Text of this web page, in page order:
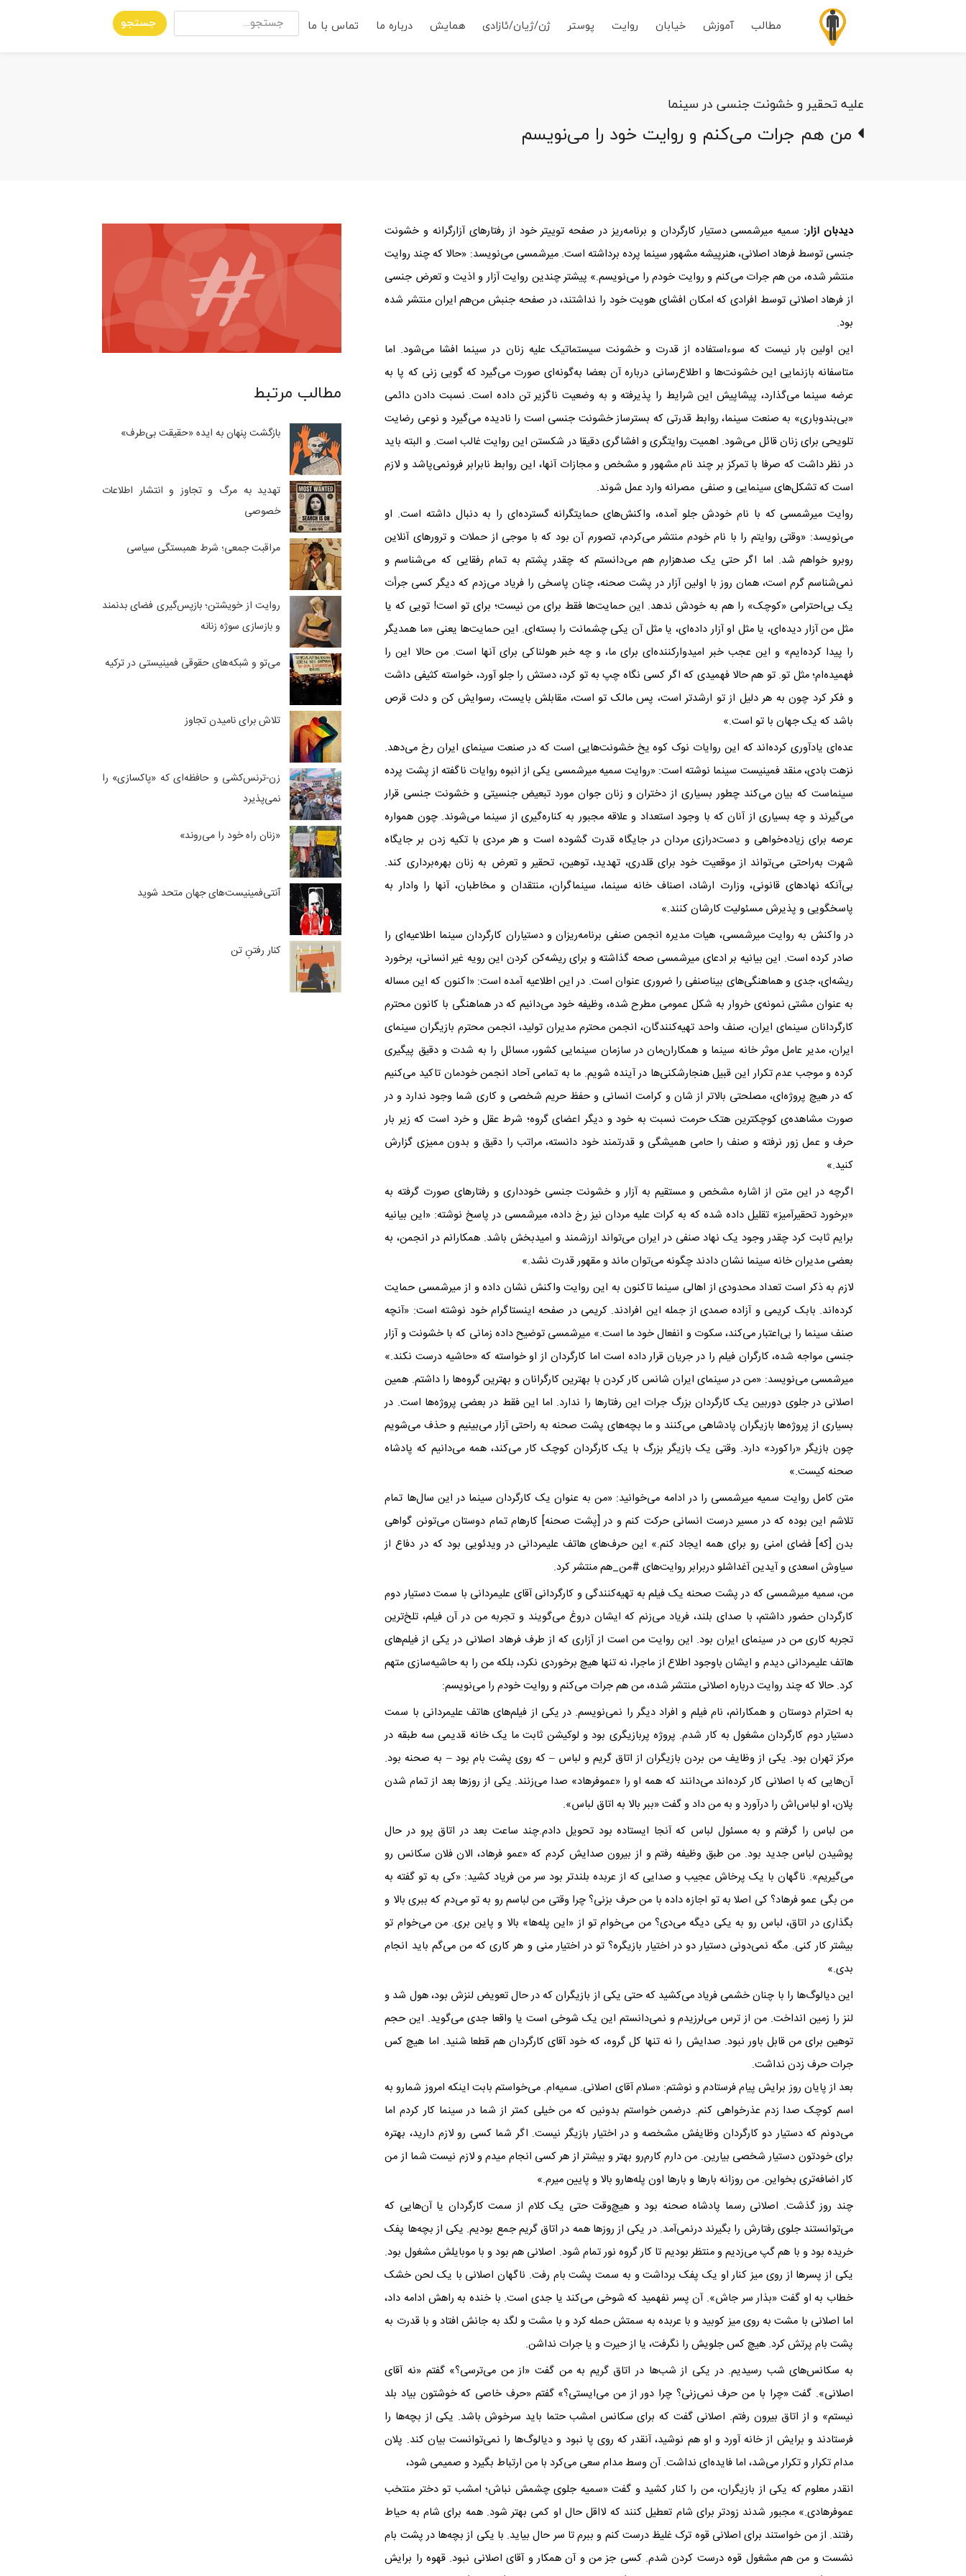
مطالب آموزش خیابان روایت پوستر ژن/ژیان/ئازادی همایش درباره ما تماس با ما جستجو
علیه تحقیر و خشونت جنسی در سینما
من هم جرات می‌کنم و روایت خود را می‌نویسم
دیدبان آزار: سمیه میرشمسی دستیار کارگردان و برنامه‌ریز در صفحه توییتر خود از رفتارهای آزارگرانه و خشونت
جنسی توسط فرهاد اصلانی، هنرپیشه مشهور سینما پرده برداشته است. میرشمسی می‌نویسد: «حالا که چند روایت
منتشر شده، من هم جرات می‌کنم و روایت خودم را می‌نویسم.» پیشتر چندین روایت آزار و اذیت و تعرض جنسی
از فرهاد اصلانی توسط افرادی که امکان افشای هویت خود را نداشتند، در صفحه جنبش من‌هم ایران منتشر شده
بود.
این اولین بار نیست که سوءاستفاده از قدرت و خشونت سیستماتیک علیه زنان در سینما افشا می‌شود. اما
متاسفانه بازنمایی این خشونت‌ها و اطلاع‌رسانی درباره آن بعضا به‌گونه‌ای صورت می‌گیرد که گویی زنی که پا به
عرضه سینما می‌گذارد، پیشاپیش این شرایط را پذیرفته و به وضعیت ناگزیر تن داده است. نسبت دادن دائمی
«بی‌بندوباری» به صنعت سینما، روابط قدرتی که بسترساز خشونت جنسی است را نادیده می‌گیرد و نوعی رضایت
تلویحی برای زنان قائل می‌شود. اهمیت روایتگری و افشاگری دقیقا در شکستن این روایت غالب است. و البته باید
در نظر داشت که صرفا با تمرکز بر چند نام مشهور و مشخص و مجازات آنها، این روابط نابرابر فرونمی‌پاشد و لازم
است که تشکل‌های سینمایی و صنفی مصرانه وارد عمل شوند.
روایت میرشمسی که با نام خودش جلو آمده، واکنش‌های حمایتگرانه گسترده‌ای را به دنبال داشته است. او
می‌نویسد: «وقتی روایتم را با نام خودم منتشر می‌کردم، تصورم آن بود که با موجی از حملات و ترورهای آنلاین
روبرو خواهم شد. اما اگر حتی یک صدهزارم هم می‌دانستم که چقدر پشتم به تمام رفقایی که می‌شناسم و
نمی‌شناسم گرم است، همان روز با اولین آزار در پشت صحنه، چنان پاسخی را فریاد می‌زدم که دیگر کسی جرأت
یک بی‌احترامی «کوچک» را هم به خودش ندهد. این حمایت‌ها فقط برای من نیست؛ برای تو است! تویی که یا
مثل من آزار دیده‌ای، یا مثل او آزار داده‌ای، یا مثل آن یکی چشمانت را بسته‌ای. این حمایت‌ها یعنی «ما همدیگر
را پیدا کرده‌ایم» و این عجب خبر امیدوارکننده‌ای برای ما، و چه خبر هولناکی برای آنها است. من حالا این را
فهمیده‌ام؛ مثل تو. تو هم حالا فهمیدی که اگر کسی نگاه چپ به تو کرد، دستش را جلو آورد، خواسته کثیفی داشت
و فکر کرد چون به هر دلیل از تو ارشدتر است، پس مالک تو است، مقابلش بایست، رسوایش کن و دلت قرص
باشد که یک جهان با تو است.»
عده‌ای یادآوری کرده‌اند که این روایات نوک کوه یخ خشونت‌هایی است که در صنعت سینمای ایران رخ می‌دهد.
نزهت بادی، منقد فمینیست سینما نوشته است: «روایت سمیه میرشمسی یکی از انبوه روایات ناگفته از پشت پرده
سینماست که بیان می‌کند چطور بسیاری از دختران و زنان جوان مورد تبعیض جنسیتی و خشونت جنسی قرار
می‌گیرند و چه بسیاری از آنان که با وجود استعداد و علاقه مجبور به کناره‌گیری از سینما می‌شوند. چون همواره
عرصه برای زیاده‌خواهی و دست‌درازی مردان در جایگاه قدرت گشوده است و هر مردی با تکیه زدن بر جایگاه
شهرت به‌راحتی می‌تواند از موقعیت خود برای قلدری، تهدید، توهین، تحقیر و تعرض به زنان بهره‌برداری کند.
بی‌آنکه نهادهای قانونی، وزارت ارشاد، اصناف خانه سینما، سینماگران، منتقدان و مخاطبان، آنها را وادار به
پاسخگویی و پذیرش مسئولیت کارشان کنند.»
در واکنش به روایت میرشمسی، هیات مدیره انجمن صنفی برنامه‌ریزان و دستیاران کارگردان سینما اطلاعیه‌ای را
صادر کرده است. این بیانیه بر ادعای میرشمسی صحه گذاشته و برای ریشه‌کن کردن این رویه غیر انسانی، برخورد
ریشه‌ای، جدی و هماهنگی‌های بیناصنفی را ضروری عنوان است. در این اطلاعیه آمده است: «اکنون که این مساله
به عنوان مشتی نمونه‌ی خروار به شکل عمومی مطرح شده، وظیفه خود می‌دانیم که در هماهنگی با کانون محترم
کارگردانان سینمای ایران، صنف واحد تهیه‌کنندگان، انجمن محترم مدیران تولید، انجمن محترم بازیگران سینمای
ایران، مدیر عامل موثر خانه سینما و همکاران‌مان در سازمان سینمایی کشور، مسائل را به شدت و دقیق پیگیری
کرده و موجب عدم تکرار این قبیل هنجارشکنى‌ها در آینده شویم. ما به تمامی آحاد انجمن خودمان تاکید می‌کنیم
که در هیچ پروژه‌اى، مصلحتی بالاتر از شان و کرامت انسانی و حفظ حریم شخصى و کارى شما وجود ندارد و در
صورت مشاهده‌ی کوچکترین هتک حرمت نسبت به خود و دیگر اعضای گروه؛ شرط عقل و خرد است که زیر بار
حرف و عمل زور نرفته و صنف را حامی همیشگی و قدرتمند خود دانسته، مراتب را دقیق و بدون ممیزی گزارش
کنید.»
اگرچه در این متن از اشاره مشخص و مستقیم به آزار و خشونت جنسی خودداری و رفتارهای صورت گرفته به
«برخورد تحقیرآمیز» تقلیل داده شده که به کرات علیه مردان نیز رخ داده، میرشمسی در پاسخ نوشته: «این بیانیه
برایم ثابت کرد چقدر وجود یک نهاد صنفی در ایران می‌تواند ارزشمند و امیدبخش باشد. همکارانم در انجمن، به
بعضی مدیران خانه سینما نشان دادند چگونه می‌توان ماند و مقهور قدرت نشد.»
لازم به ذکر است تعداد محدودی از اهالی سینما تاکنون به این روایت واکنش نشان داده و از میرشمسی حمایت
کرده‌اند. بابک کریمی و آزاده صمدی از جمله این افرادند. کریمی در صفحه اینستاگرام خود نوشته است: «آنچه
صنف سینما را بی‌اعتبار می‌کند، سکوت و انفعال خود ما است.» میرشمسی توضیح داده زمانی که با خشونت و آزار
جنسی مواجه شده، کارگران فیلم را در جریان قرار داده است اما کارگردان از او خواسته که «حاشیه درست نکند.»
میرشمسی می‌نویسد: «من در سینمای ایران شانس کار کردن با بهترین کارگرانان و بهترین گروه‌ها را داشتم. همین
اصلانی در جلوی دوربین یک کارگردان بزرگ جرات این رفتارها را ندارد. اما این فقط در بعضی پروژه‌ها است. در
بسیاری از پروژه‌ها بازیگران پادشاهی می‌کنند و ما بچه‌های پشت صحنه به راحتی آزار می‌بینیم و حذف می‌شویم
چون بازیگر «راکورد» دارد. وقتی یک بازیگر بزرگ با یک کارگردان کوچک کار می‌کند، همه می‌دانیم که پادشاه
صحنه کیست.»
متن کامل روایت سمیه میرشمسی را در ادامه می‌خوانید: «من به عنوان یک کارگردان سینما در این سال‌ها تمام
تلاشم این بوده‌ که در مسیر درست انسانی حرکت کنم و در [پشت صحنه] کارهام تمام دوستان می‌تونن گواهی
بدن [که] فضای امنی رو برای همه ایجاد کنم.» این حرف‌های هاتف علیمردانی در ویدئویی بود که در دفاع از
سیاوش اسعدی و آیدین آغداشلو دربرابر روایت‌های #من_هم منتشر کرد.
من، سمیه میرشمسی که در پشت صحنه یک فیلم به تهیه‌کنندگی و کارگردانی آقای علیمردانی با سمت دستیار دوم
کارگردان حضور داشتم، با صدای بلند، فریاد می‌زنم که ایشان دروغ می‌گویند و تجربه من در آن فیلم، تلخ‌ترین
تجربه کاری من در سینمای ایران بود. این روایت من است از آزاری که از طرف فرهاد اصلانی در یکی از فیلم‌های
هاتف علیمردانی دیدم و ایشان باوجود اطلاع از ماجرا، نه تنها هیچ برخوردی نکرد، بلکه من را به حاشیه‌سازی متهم
کرد. حالا که چند روایت درباره اصلانی منتشر شده، من هم جرات می‌کنم و روایت خودم را می‌نویسم:
به احترام دوستان و همکارانم، نام فیلم و افراد دیگر را نمی‌نویسم. در یکی از فیلم‌های هاتف علیمردانی با سمت
دستیار دوم کارگردان مشغول به کار شدم. پروژه پربازیگری بود و لوکیشن ثابت ما یک خانه قدیمی سه طبقه در
مرکز تهران بود. یکی از وظایف من بردن بازیگران از اتاق‌ گریم و لباس – که روی پشت بام بود – به صحنه بود.
آن‌هایی که با اصلانی کار کرده‌اند می‌دانند که همه او را «عموفرهاد» صدا می‌زنند. یکی از روزها بعد از تمام شدن
پلان، او لباس‌اش را درآورد و به من داد و گفت «ببر بالا به اتاق لباس».
من لباس را گرفتم و به مسئول لباس که آنجا ایستاده بود تحویل دادم.‌چند ساعت بعد در اتاق پرو در حال
پوشیدن لباس جدید بود. من طبق وظیفه رفتم و از بیرون صدایش کردم که «عمو فرهاد، الان فلان سکانس رو
می‌گیریم». ناگهان با یک پرخاش عجیب و صدایی که از عربده بلندتر بود سر من فریاد کشید: «کی به تو گفته به
من بگی عمو فرهاد؟ کی اصلا به تو اجازه داده با من حرف بزنی؟ چرا وقتی من لباسم رو به تو می‌دم که ببری بالا و
بگذاری در اتاق، لباس رو به یکی دیگه می‌دی؟ من می‌خوام تو از «این پله‌ها» بالا و پاین بری. من می‌خوام تو
بیشتر کار کنی. مگه نمی‌دونی دستیار دو در اختیار بازیگره؟ تو در اختیار منی و هر کاری که من می‌گم باید انجام
بدی.»
این دیالوگ‌ها را با چنان خشمی فریاد می‌کشید که حتی یکی از بازیگران که در حال تعویض لنزش بود، هول شد و
لنز را زمین انداخت. من از ترس می‌لرزیدم و نمی‌دانستم این یک شوخی است یا واقعا جدی می‌گوید. این حجم
توهین برای من قابل باور نبود. صدایش را نه تنها کل گروه، که خود آقای کارگردان هم قطعا شنید. اما هیچ کس
جرات حرف زدن نداشت.
بعد از پایان روز برایش پیام فرستادم و نوشتم: «سلام آقای اصلانی. سمیه‌ام. می‌خواستم بابت اینکه امروز شمارو به
اسم کوچک صدا زدم عذرخواهی کنم. درضمن خواستم بدونین که من خیلی کمتر از شما در سینما کار کردم اما
می‌دونم که دستیار دو کارگردان وظایفش مشخصه و در اختیار بازیگر نیست. اگر شما کسی رو لازم دارید، بهتره
برای خودتون دستیار شخصی بیارین. من دارم کارم‌رو بهتر و بیشتر از هر کسی انجام میدم و لازم نیست شما از من
کار اضافه‌تری بخواین. من روزانه بارها و بارها اون پله‌هارو بالا و پایین میرم.»
چند روز گذشت. اصلانی رسما پادشاه صحنه بود و هیچ‌وقت حتی یک کلام از سمت کارگردان یا آن‌هایی که
می‌توانستند جلوی رفتارش را بگیرند در‌نمی‌آمد. در یکی از روزها همه در اتاق گریم جمع بودیم. یکی از بچه‌ها پفک
خریده بود و با هم گپ می‌زدیم و منتظر بودیم تا کار گروه نور تمام شود. اصلانی هم بود و با موبایلش مشغول بود.
یکی از پسرها از روی میز کنار او یک پفک برداشت و به سمت پشت بام رفت. ناگهان اصلانی با یک لحن خشک
خطاب به او گفت «بذار سر جاش». آن پسر نفهمید که شوخی می‌کند یا جدی است. با خنده به راهش ادامه داد،
اما اصلانی با مشت به روی میز کوبید و با عربده به سمتش حمله کرد و با مشت و لگد به جانش افتاد و با قدرت به
پشت بام پرتش کرد. هیچ کس جلویش را نگرفت، یا از حیرت و یا جرات نداشن.
به سکانس‌های شب رسیدیم. در یکی از شب‌ها در اتاق گریم به من گفت «از من می‌ترسی؟» گفتم «نه آقای
اصلانی». گفت «چرا با من حرف نمی‌زنی؟ چرا دور از من می‌ایستی؟» گفتم «حرف خاصی که خوشتون بیاد بلد
نیستم» و از اتاق بیرون رفتم. اصلانی گفت که برای سکانس امشب حتما باید سرخوش باشد. یکی از بچه‌ها را
فرستادند و برایش از خانه آورد و او هم نوشید، آنقدر که روی پا نبود و دیالوگ‌ها را نمی‌توانست بیان کند. پلان
مدام تکرار و تکرار می‌شد، اما فایده‌ای نداشت. آن وسط مدام سعی می‌کرد با من ارتباط بگیرد و صمیمی شود،
انقدر معلوم که یکی از بازیگران، من را کنار کشید و گفت «سمیه جلوی چشمش نباش؛ امشب تو دختر منتخب
عموفرهادی.» مجبور شدند زودتر برای شام تعطیل کنند که لااقل حال او کمی بهتر شود. همه برای شام به حیاط
رفتند. از من خواستند برای اصلانی قوه ترک غلیظ درست کنم و ببرم تا سر حال بیاید. با یکی از بچه‌ها در پشت بام
نشست و من هم مشغول قوه درست کردن شدم. کسی جز من و آن همکار و آقای اصلانی نبود. قهوه را برایش
مطالب مرتبط
بازگشت پنهان به ایده «حقیقت بی‌طرف»
تهدید به مرگ و تجاوز و انتشار اطلاعات
خصوصی
مراقبت جمعی؛ شرط همبستگی سیاسی
روایت از خویشتن؛ بازپس‌گیری فضای بدنمند
و بازسازی سوژه زنانه
می‌تو و شبکه‌های حقوقی فمینیستی در ترکیه
تلاش برای نامیدن تجاوز
زن-ترنس‌کشی و حافظه‌ای که «پاکسازی» را
نمی‌پذیرد
«زنان راه خود را می‌روند»
آنتی‌فمینیست‌های جهان متحد شوید
کنار رفتنِ تن